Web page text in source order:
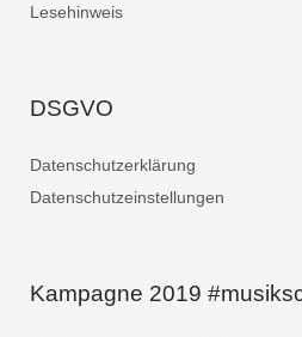
Lesehinweis
DSGVO
Datenschutzerklärung
Datenschutzeinstellungen
Kampagne 2019